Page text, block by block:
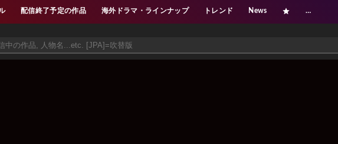
配信終了予定の作品 海外ドラマ・ラインナップ トレンド News …